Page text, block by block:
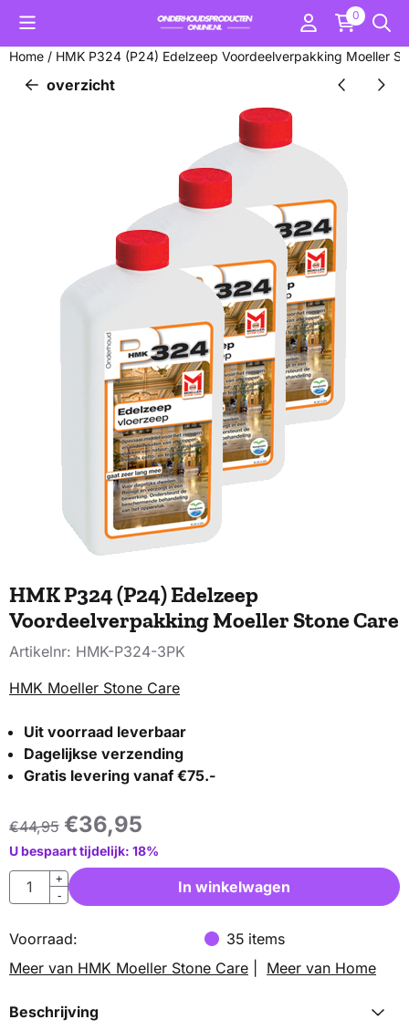
0
Home / HMK P324 (P24) Edelzeep Voordeelverpakking Moeller
overzicht
HMK P324 (P24) Edelzeep
Voordeelverpakking Moeller Stone Care
Artikelnr: HMK-P324-3PK
HMK Moeller Stone Care
Uit voorraad leverbaar
Dagelijkse verzending
Gratis levering vanaf €75.-
€44,95 €36,95
U bespaart tijdelijk: 18%
Aantal
+
-
In winkelwagen
Voorraad: 35 items
Meer van HMK Moeller Stone Care
Meer van Home
Beschrijving